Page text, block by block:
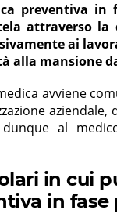
preventiva in
attraverso la
ai
alla mansione
avviene
dunque al
in cui
in fase